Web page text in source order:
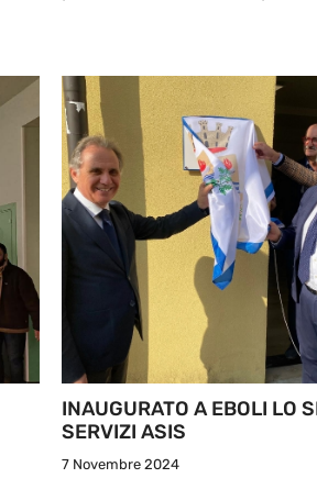
INAUGURATO A EBOLI LO
SERVIZI ASIS
7 Novembre 2024